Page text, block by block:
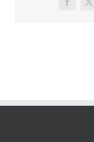
Facebook
X